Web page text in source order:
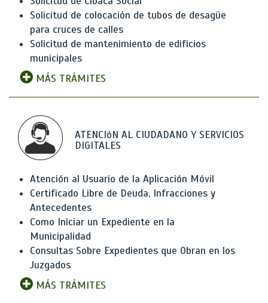
Solicitud de colocación de tubos de desagüe
para cruces de calles
Solicitud de mantenimiento de edificios
municipales
MÁS TRÁMITES
ATENCIóN AL CIUDADANO Y SERVICIOS
DIGITALES
Atención al Usuario de la Aplicación Móvil
Certificado Libre de Deuda, Infracciones y
Antecedentes
Como Iniciar un Expediente en la
Municipalidad
Consultas Sobre Expedientes que Obran en los
Juzgados
MÁS TRÁMITES